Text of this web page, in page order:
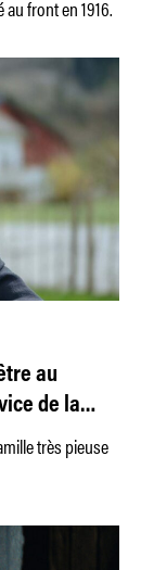
front en 1916.
au
de la
très pieuse